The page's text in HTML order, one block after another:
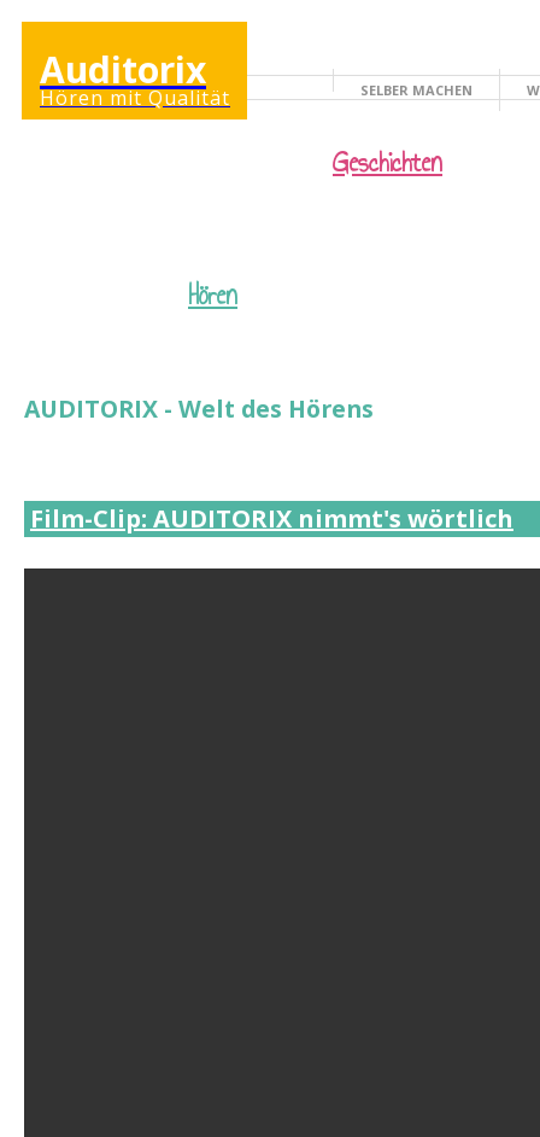
Auditorix
Hören mit Qualität KINDERSEITE
SELBER MACHEN
Hören
Geschichten
AUDITORIX - Welt des Hörens
Film-Clip: AUDITORIX nimmt's wörtlich